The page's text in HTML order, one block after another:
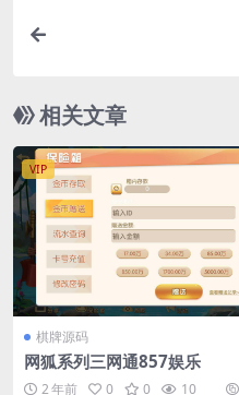
相关文章
VIP
棋牌源码
网狐系列三网通857娱乐
2 年前 0 0 10